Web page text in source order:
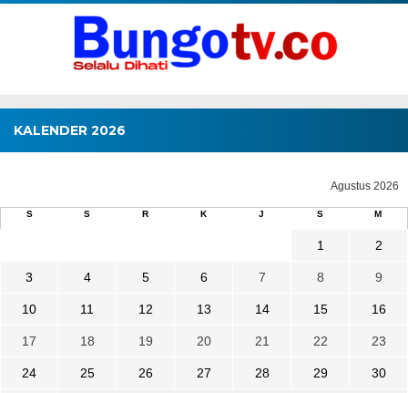
KALENDER 2026
Agustus 2026
S S R K J S M
1 2
3 4 5 6 7 8 9
10 11 12 13 14 15 16
17 18 19 20 21 22 23
24 25 26 27 28 29 30